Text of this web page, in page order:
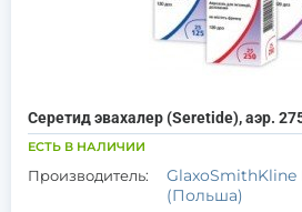
Серетид эвахалер (Seretide), аэр.
ЕСТЬ В НАЛИЧИИ
Производитель:
(Польша)